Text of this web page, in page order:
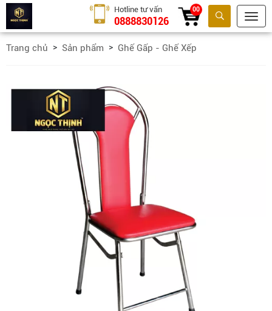
Tìm kiếm
Hotline tư vấn
0888830126
00
Trang chủ Sản phẩm Ghế Gấp - Ghế Xếp